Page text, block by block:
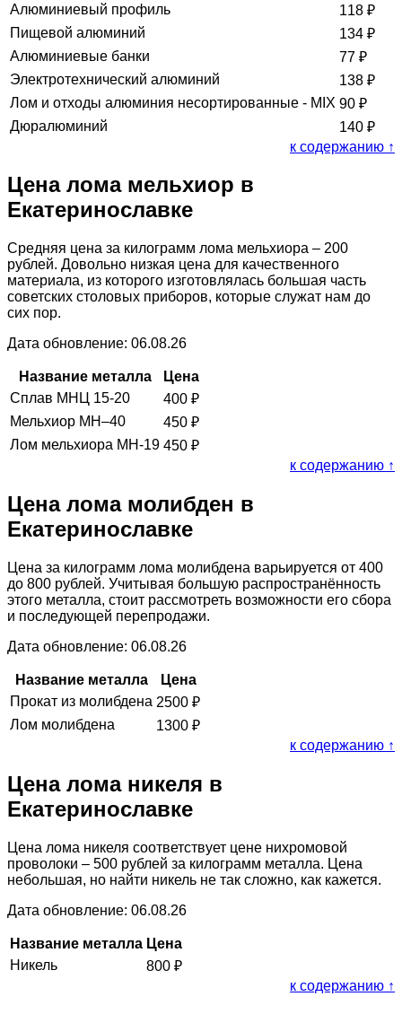
Алюминиевый профиль
118 ₽
Пищевой алюминий
134 ₽
Алюминиевые банки
77 ₽
Электротехнический алюминий
138 ₽
Лом и отходы алюминия несортированные - MIX 90 ₽
Дюралюминий
140 ₽
к содержанию ↑
Цена лома мельхиор в
Екатеринославке
Средняя цена за килограмм лома мельхиора – 200
рублей. Довольно низкая цена для качественного
материала, из которого изготовлялась большая часть
советских столовых приборов, которые служат нам до
сих пор.
Дата обновление: 06.08.26
Название металла
Цена
Сплав МНЦ 15-20
400 ₽
Мельхиор МН–40
450 ₽
Лом мельхиора МН-19 450 ₽
к содержанию ↑
Цена лома молибден в
Екатеринославке
Цена за килограмм лома молибдена варьируется от 400
до 800 рублей. Учитывая большую распространённость
этого металла, стоит рассмотреть возможности его сбора
и последующей перепродажи.
Дата обновление: 06.08.26
Название металла
Цена
Прокат из молибдена 2500 ₽
Лом молибдена
1300 ₽
к содержанию ↑
Цена лома никеля в
Екатеринославке
Цена лома никеля соответствует цене нихромовой
проволоки – 500 рублей за килограмм металла. Цена
небольшая, но найти никель не так сложно, как кажется.
Дата обновление: 06.08.26
Название металла Цена
Никель
800 ₽
к содержанию ↑